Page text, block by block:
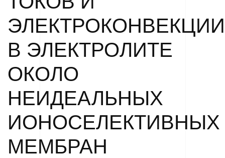
ЭЛЕКТРОКОНВЕКЦИИ
В ЭЛЕКТРОЛИТЕ
ОКОЛО
НЕИДЕАЛЬНЫХ
ИОНОСЕЛЕКТИВНЫХ
МЕМБРАН